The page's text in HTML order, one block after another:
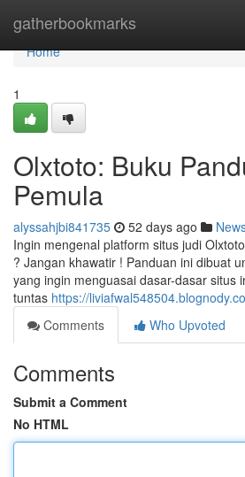
gatherbookmarks
Home
Home
1
Olxtoto: Buku
Pemula
alyssahjbi841735 52 days ago
Ingin mengenal platform situs judi
? Jangan khawatir ! Panduan ini dibuat
yang ingin menguasai dasar-dasar situs
tuntas https://
Comments
Who Upvoted
Comments
Submit a Comment
No HTML